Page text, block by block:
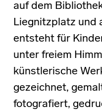
auf dem
Liegnitzplatz und
entsteht für
unter freiem
künstlerische
gezeichnet,
fotografiert,